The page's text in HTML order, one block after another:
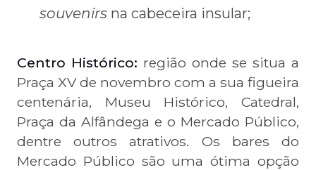
souvenirs na cabeceira insular;
Centro Histórico: região onde se situa a
Praça XV de novembro com a sua figueira
centenária, Museu Histórico, Catedral,
Praça da Alfândega e o Mercado Público,
dentre outros atrativos. Os bares do
Mercado Público são uma ótima opção